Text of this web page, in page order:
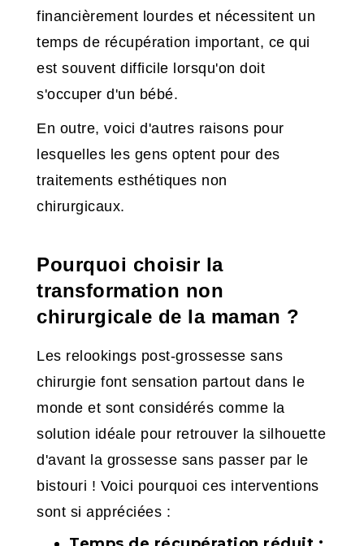
financièrement lourdes et nécessitent un
temps de récupération important, ce qui
est souvent difficile lorsqu'on doit
s'occuper d'un bébé.
En outre, voici d'autres raisons pour
lesquelles les gens optent pour des
traitements esthétiques non
chirurgicaux.
Pourquoi choisir la
transformation non
chirurgicale de la maman ?
Les relookings post-grossesse sans
chirurgie font sensation partout dans le
monde et sont considérés comme la
solution idéale pour retrouver la silhouette
d'avant la grossesse sans passer par le
bistouri ! Voici pourquoi ces interventions
sont si appréciées :